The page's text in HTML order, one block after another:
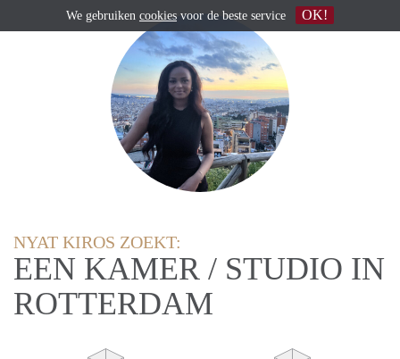
NYAT KIROS ZOEKT:
EEN KAMER / STUDIO IN
ROTTERDAM
We gebruiken cookies voor de beste service OK!